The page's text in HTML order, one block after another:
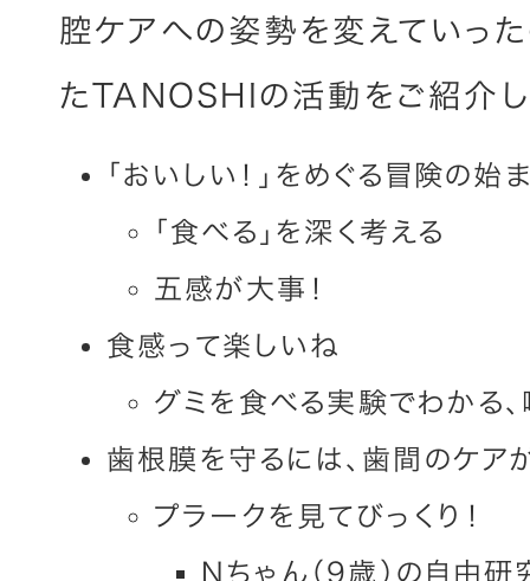
腔ケアへの姿勢を変えていっ
たTANOSHIの活動をご紹介し
「おいしい！」をめぐる冒険の始
「食べる」を深く考える
五感が大事！
食感って楽しいね
グミを食べる実験でわかる
歯根膜を守るには、歯間のケア
プラークを見てびっくり！
Nちゃん（9歳）の自由研